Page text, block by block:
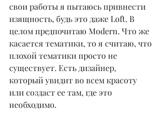
свои работы я пытаюсь привнести
изящность, будь это даже Loft. В
целом предпочитаю Modern. Что же
касается тематики, то я считаю, что
плохой тематики просто не
существует. Есть дизайнер,
который увидит во всем красоту
или создаст ее там, где это
необходимо.